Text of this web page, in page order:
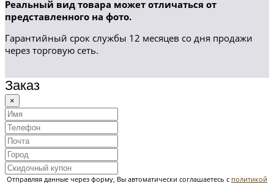
Реальный вид товара может отличаться от
представленного на фото.
Гарантийный срок службы 12 месяцев со дня продажи
через торговую сеть.
Заказ
×
Отправляя данные через форму, Вы автоматически соглашаетесь с политикой